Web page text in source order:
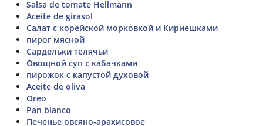
Salsa de tomate Hellmann
Aceite de girasol
Салат с корейской морковкой и Кириешками
пирог мясной
Сардельки телячьи
Овощной суп с кабачками
пирожок с капустой духовой
Aceite de oliva
Oreo
Pan blanco
Печенье овсяно-арахисовое